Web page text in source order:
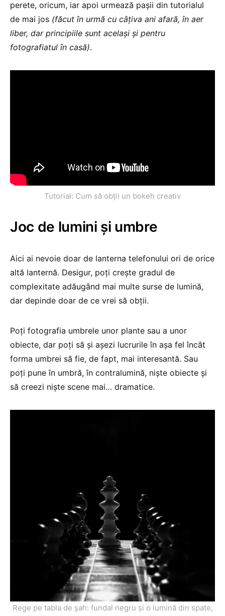
perete, oricum, iar apoi urmează pașii din tutorialul
de mai jos (făcut în urmă cu câțiva ani afară, în aer
liber, dar principiile sunt același și pentru
fotografiatul în casă).
Tutorial: Cum să obții un bokeh creativ
Joc de lumini și umbre
Aici ai nevoie doar de lanterna telefonului ori de orice
altă lanternă. Desigur, poți crește gradul de
complexitate adăugând mai multe surse de lumină,
dar depinde doar de ce vrei să obții.
Poți fotografia umbrele unor plante sau a unor
obiecte, dar poți să și așezi lucrurile în așa fel încât
forma umbrei să fie, de fapt, mai interesantă. Sau
poți pune în umbră, în contralumină, niște obiecte și
să creezi niște scene mai… dramatice.
Rege pe tabla de șah: fundal negru și o lumină din spate,